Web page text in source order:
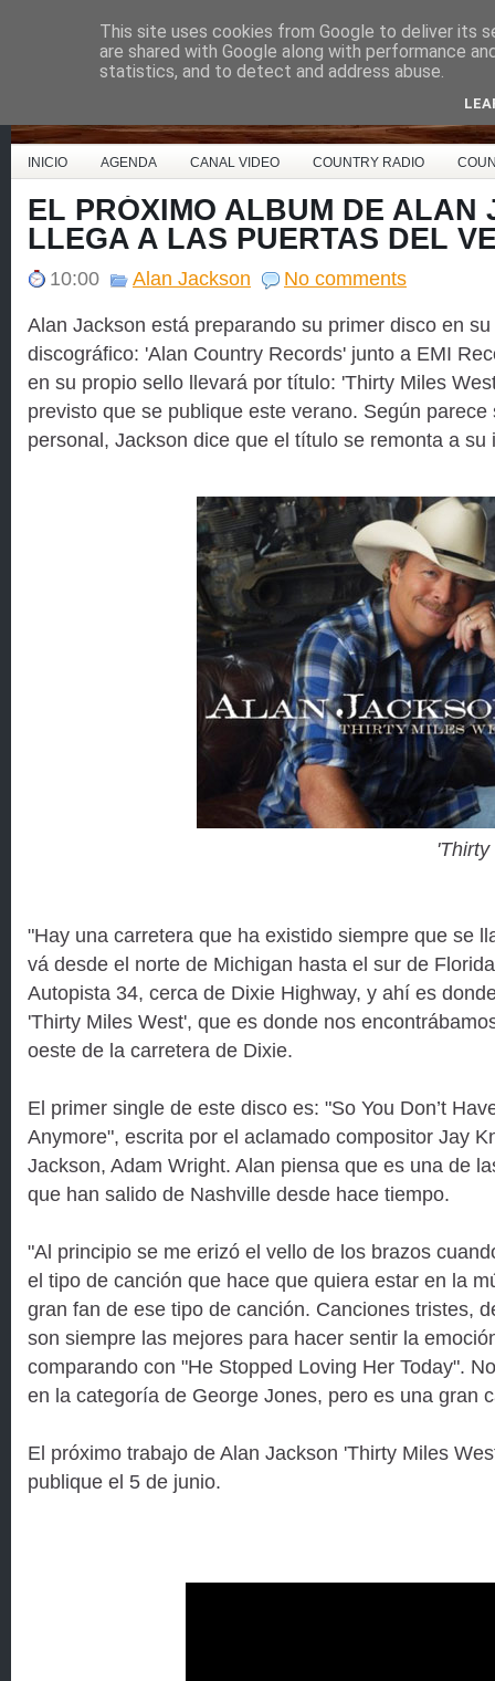
Country Music España
INICIO AGENDA CANAL VIDEO COUNTRY RADIO
EL PRÓXIMO ALBUM DE ALAN
LLEGA A LAS PUERTAS DEL
10:00 Alan Jackson
No comments
Alan Jackson está preparando su primer disco en
discográfico: 'Alan Country Records' junto a EMI
en su propio sello llevará por título: 'Thirty Miles
previsto que se publique este verano. Según parece
personal, Jackson dice que el título se remonta a su
"Hay una carretera que ha existido siempre que se
vá desde el norte de Michigan hasta el sur de
Autopista 34, cerca de Dixie Highway, y ahí es
'Thirty Miles West', que es donde nos
oeste de la carretera de Dixie.
El primer single de este disco es: "So You Don’t
Anymore", escrita por el aclamado compositor Jay
Jackson, Adam Wright. Alan piensa que es una de
que han salido de Nashville desde hace tiempo.
"Al principio se me erizó el vello de los brazos
el tipo de canción que hace que quiera estar en la
gran fan de ese tipo de canción. Canciones tristes,
son siempre las mejores para hacer sentir la
comparando con "He Stopped Loving Her Today".
en la categoría de George Jones, pero es una gran
El próximo trabajo de Alan Jackson 'Thirty Miles
publique el 5 de junio.
This site uses cookies from Google to deliver its
are shared with Google along with performance
statistics, and to detect and address abuse.